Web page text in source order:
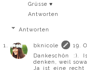
Grüsse ♥
Antworten
Antworten
bknicole
19.
Dankeschön :).
denken, weil
Ja ist eine recht